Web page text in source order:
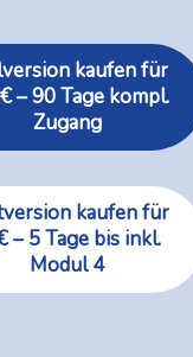
kaufen für
– 90 Tage kompl.
Zugang
kaufen für
– 5 Tage bis inkl.
Modul 4